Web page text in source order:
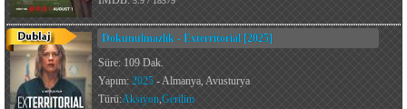
Dokunulmazlık - Exterritorial [2025]
Süre: 109 Dak.
Yapım: 2025 - Almanya, Avusturya
Türü:Aksiyon,Gerilim